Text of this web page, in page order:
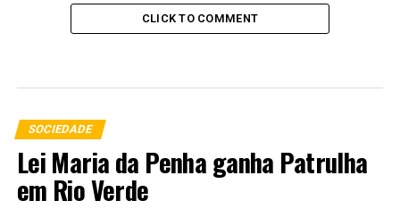
CLICK TO COMMENT
SOCIEDADE
Lei Maria da Penha ganha Patrulha
em Rio Verde